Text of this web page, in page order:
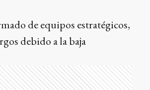
de equipos estratégicos,
debido a la baja